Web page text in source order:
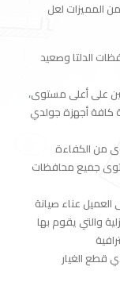
من المميزات لعل
الدلتا وصعيد
على أعلى مستوى،
كافة أجهزة جولدي
من الكفاءة
جميع محافظات
عناء صيانة
والتي يقوم بها
قطع الغيار